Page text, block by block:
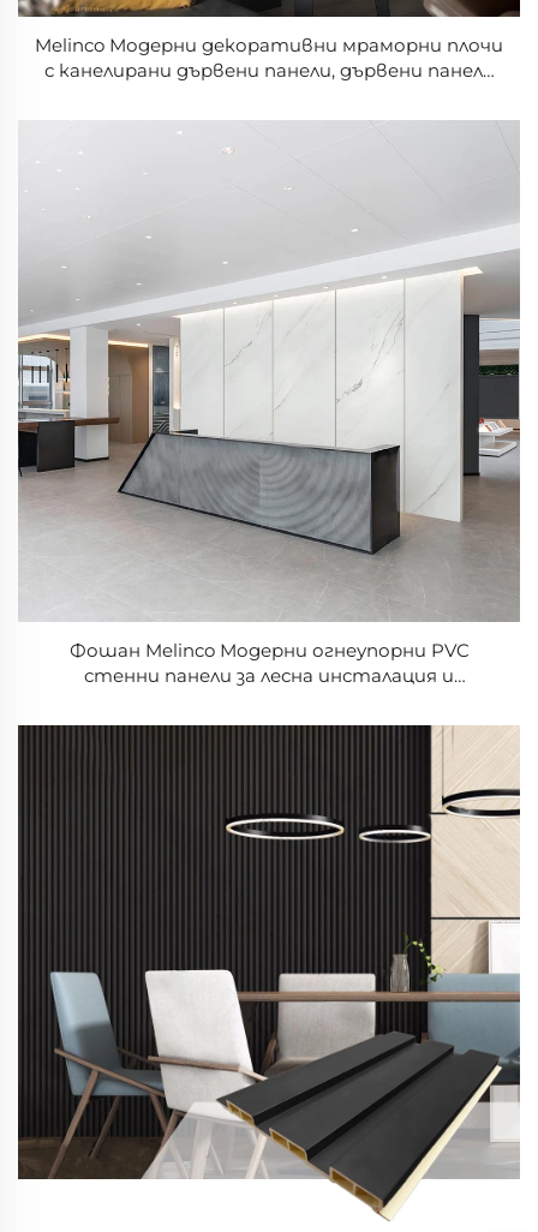
Melinco Модерни декоративни мраморни плочи
с канелирани дървени панели, дървени панели
водонепропускливи PVC панели за стени
Фошан Melinco Модерни огнеупорни PVC
стенни панели за лесна инсталация и
Декоративни стенни панели